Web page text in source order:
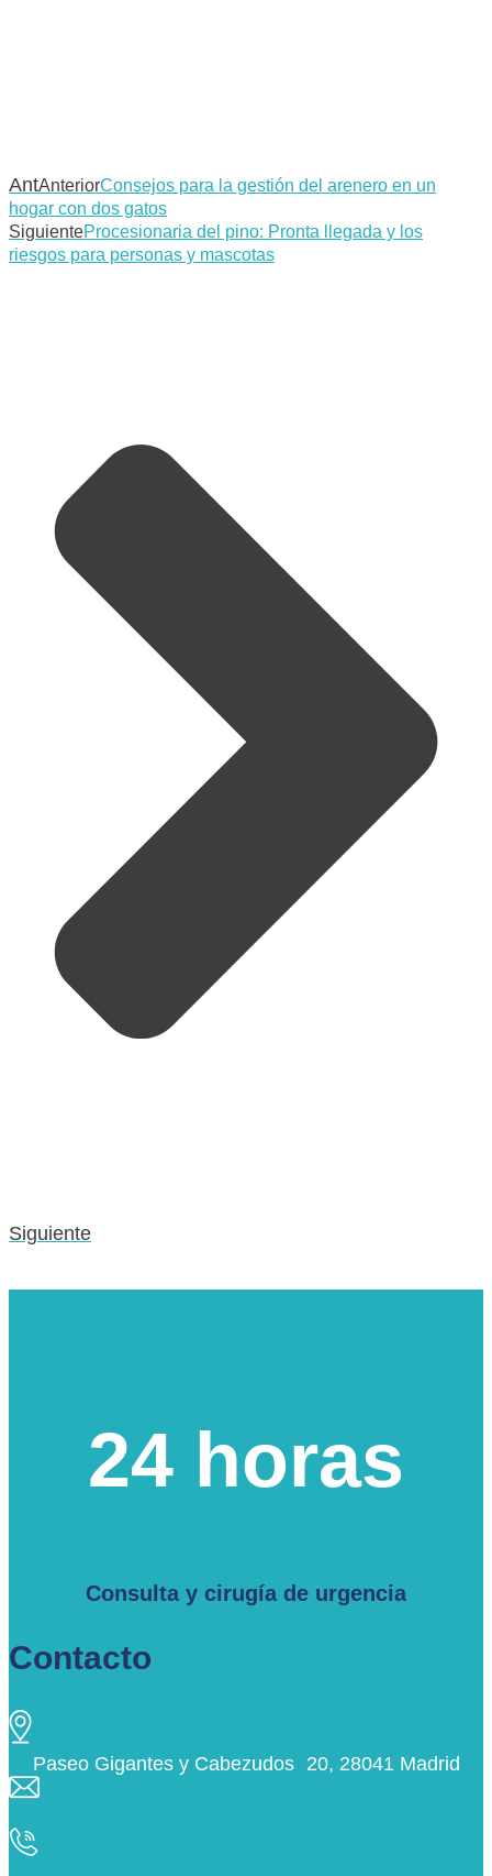
AntAnteriorConsejos para la gestión del arenero en un
hogar con dos gatos
SiguienteProcesionaria del pino: Pronta llegada y los
riesgos para personas y mascotas
Siguiente
24 horas
Consulta y cirugía de urgencia
Contacto
Paseo Gigantes y Cabezudos 20, 28041 Madrid